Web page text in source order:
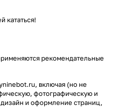
кататься!
рекомендательные
включая (но не
фотографическую и
и оформление страниц,